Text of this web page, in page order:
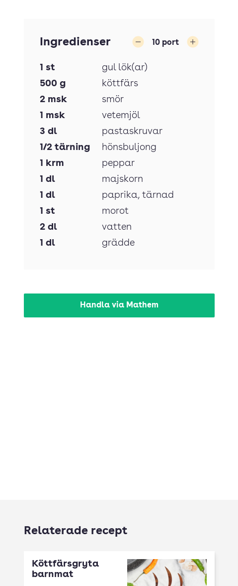
Ingredienser 10 port
1 st
gul lök(ar)
500 g
köttfärs
2 msk
smör
1 msk
vetemjöl
3 dl
pastaskruvar
1/2 tärning
hönsbuljong
1 krm
peppar
1 dl
majskorn
1 dl paprika, tärnad
1 st
morot
2 dl
vatten
1 dl grädde
Handla via Mathem
Relaterade recept
Köttfärsgryta
barnmat